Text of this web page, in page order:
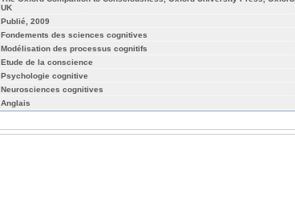
UK
Publié, 2009
Fondements des sciences cognitives
Modélisation des processus cognitifs
Etude de la conscience
Psychologie cognitive
Neurosciences cognitives
Anglais